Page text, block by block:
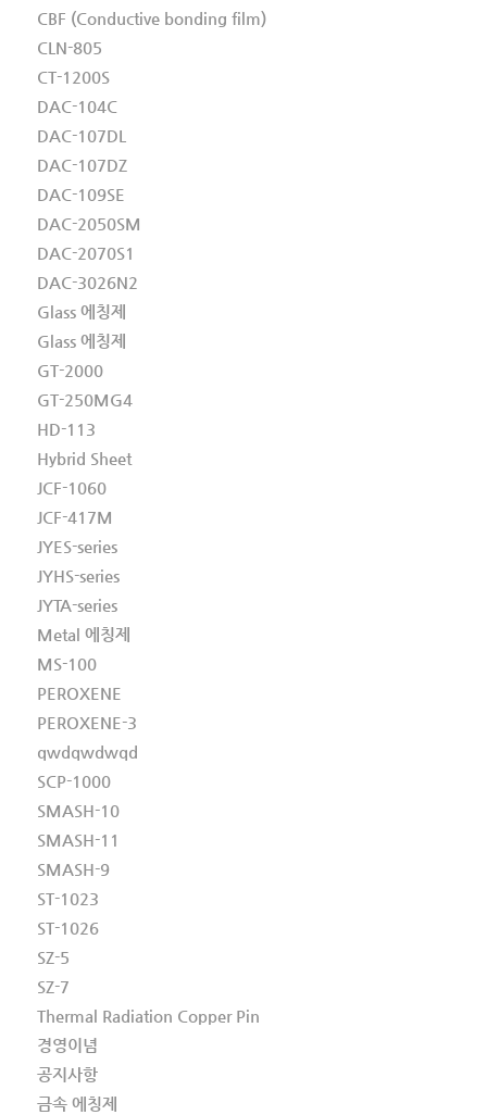
CBF (Conductive bonding film)
CLN-805
CT-1200S
DAC-104C
DAC-107DL
DAC-107DZ
DAC-109SE
DAC-2050SM
DAC-2070S1
DAC-3026N2
Glass 에칭제
Glass 에칭제
GT-2000
GT-250MG4
HD-113
Hybrid Sheet
JCF-1060
JCF-417M
JYES-series
JYHS-series
JYTA-series
Metal 에칭제
MS-100
PEROXENE
PEROXENE-3
qwdqwdwqd
SCP-1000
SMASH-10
SMASH-11
SMASH-9
ST-1023
ST-1026
SZ-5
SZ-7
Thermal Radiation Copper Pin
경영이념
공지사항
금속 에칭제